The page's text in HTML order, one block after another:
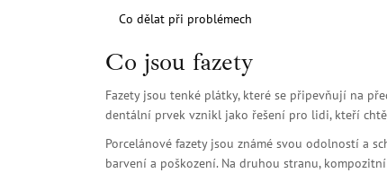
Co dělat při problémech
Co jsou fazety
Fazety jsou tenké plátky, které se připevňují na
dentální prvek vznikl jako řešení pro lidi, kteří
Porcelánové fazety jsou známé svou odolností a
barvení a poškození. Na druhou stranu,